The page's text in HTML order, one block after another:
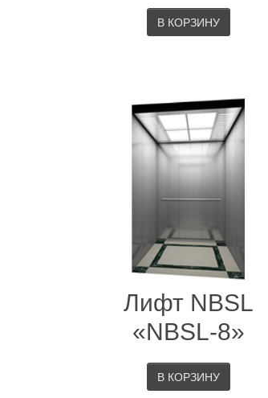
В КОРЗИНУ
Лифт NBSL
«NBSL-8»
В КОРЗИНУ